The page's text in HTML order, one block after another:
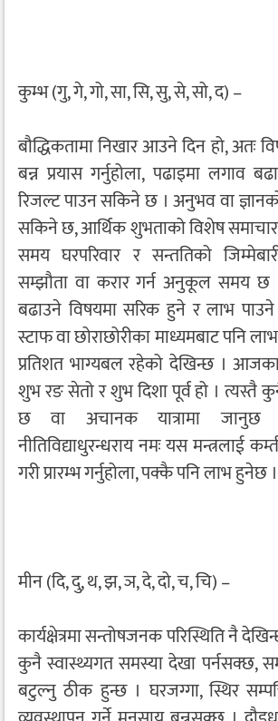
कुम्भ (गु, गे, गो, सा, सि, सु, से, सो, द) –
बौद्धिकतामा निखार आउने दिन हो, अतः
बन्न प्रयास गर्नुहोला, पढाइमा लगाव
रिजल्ट पाउन सकिने छ । अनुभव वा
सकिने छ, आर्थिक शुभताको विशेष समाचार
समय घरपरिवार र सन्ततिको
सम्झौता वा करार गर्न अनुकूल समय छ
बढाउने विषयमा सरिक हुने र लाभ
स्टाफ वा छोराछोरीका माध्यमबाट पनि
प्रतिशत भाग्यबल रहेको देखिन्छ ।
शुभ रङ सेतो र शुभ दिशा पूर्व हो । त्यस्तै
छ वा अचानक यात्रामा
नीतिविद्याधुरन्धराय नमः यस मन्त्रलाई
गरी प्रारम्भ गर्नुहोला, पक्कै पनि लाभ हुनेछ ।
मीन (दि, दु, थ, झ, ञ, दे, दो, च, चि) –
कार्यक्षेत्रमा सन्तोषजनक परिस्थिति नै
कुनै स्वास्थ्यगत समस्या देखा पर्नसक्छ,
बटुल्नु ठीक हुन्छ । घरजग्गा, स्थिर